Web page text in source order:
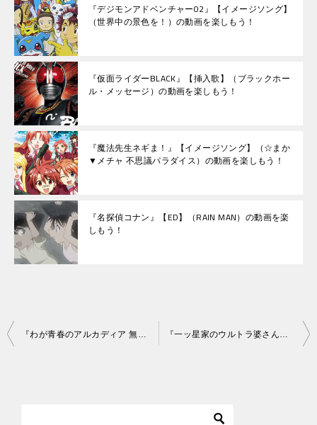
『デジモンアドベンチャー02』【イメージソング】
（世界中の景色を！）の動画を楽しもう！
『仮面ライダーBLACK』【挿入歌】（ブラックホー
ル・メッセージ）の動画を楽しもう！
『魔法先生ネギま！』【イメージソング】（☆まか
▼メチャ 不思議パラダイス）の動画を楽しもう！
『名探偵コナン』【ED】（RAIN MAN）の動画を楽
しもう！
投
『わが青春のアルカディア 無限軌道SSX』【ED】（ハーロックのバラード）の動画を楽しもう！ 『一ッ星家のウルトラ婆さん』【ED】（ウルトラ サ バドゥビャ）の動画を楽しもう！